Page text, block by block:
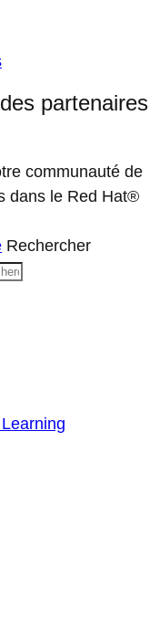
partenaires
communauté de
dans le Red Hat®
Rechercher